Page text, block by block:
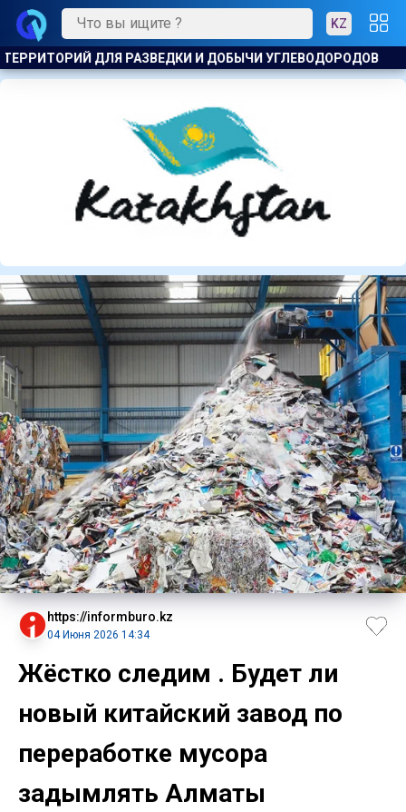
KZ
ЕСЛИ НЕ ДОСТАЛОСЬ МЕСТА В ОБЩЕЖИТИИ: В
https://informburo.kz
04 Июня 2026 14:34
Жёстко следим . Будет ли
новый китайский завод по
переработке мусора
задымлять Алматы